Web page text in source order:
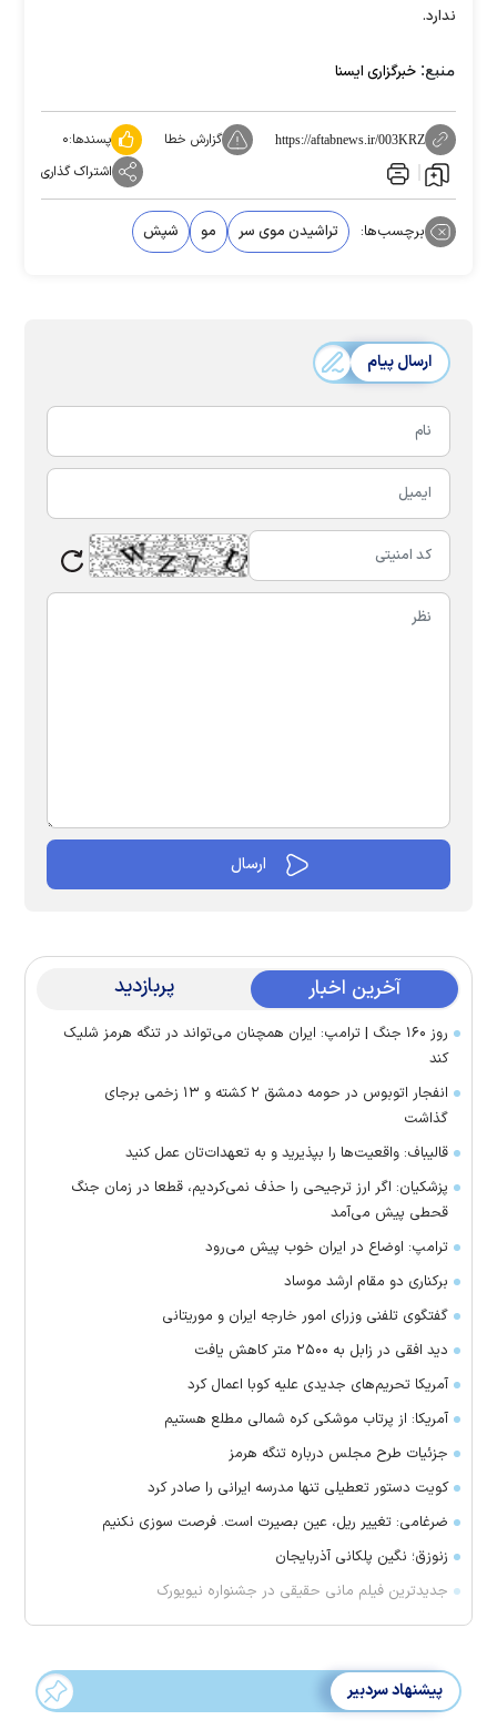
ندارد.
منبع: خبرگزاری ایسنا
https://aftabnews.ir/003KRZ گزارش خطا پسندها:۰
اشتراک گذاری
برچسب‌ها: تراشیدن موی سر مو شپش
ارسال پیام
آخرین اخبار پربازدید
روز ۱۶۰ جنگ | ترامپ: ایران همچنان می‌تواند در تنگه هرمز شلیک
کند
انفجار اتوبوس در حومه دمشق ۲ کشته و ۱۳ زخمی برجای
گذاشت
قالیباف: واقعیت‌ها را بپذیرید و به تعهدات‌تان عمل کنید
پزشکیان: اگر ارز ترجیحی را حذف نمی‌کردیم، قطعا در زمان جنگ
قحطی پیش می‌آمد
ترامپ: اوضاع در ایران خوب پیش می‌رود
برکناری دو مقام ارشد موساد
گفتگوی تلفنی وزرای امور خارجه ایران و موریتانی
دید افقی در زابل به ۲۵۰۰ متر کاهش یافت
آمریکا تحریم‌های جدیدی علیه کوبا اعمال کرد
آمریکا: از پرتاب موشکی کره شمالی مطلع هستیم
جزئیات طرح مجلس درباره تنگه هرمز
کویت دستور تعطیلی تنها مدرسه ایرانی را صادر کرد
ضرغامی: تغییر ریل، عین بصیرت است. فرصت سوزی نکنیم
زنوزق؛ نگین پلکانی آذربایجان
جدیدترین فیلم مانی حقیقی در جشنواره نیویورک
پیشنهاد سردبیر